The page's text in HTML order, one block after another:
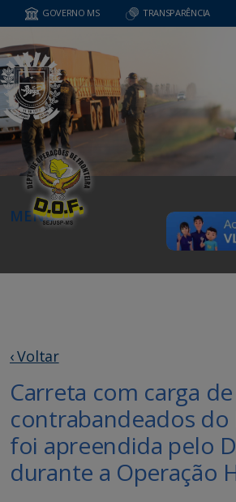
GOVERNO MS TRANSPARÊNCIA
MENU
‹ Voltar
Carreta com carga
contrabandeados do
foi apreendida pelo
durante a Operação